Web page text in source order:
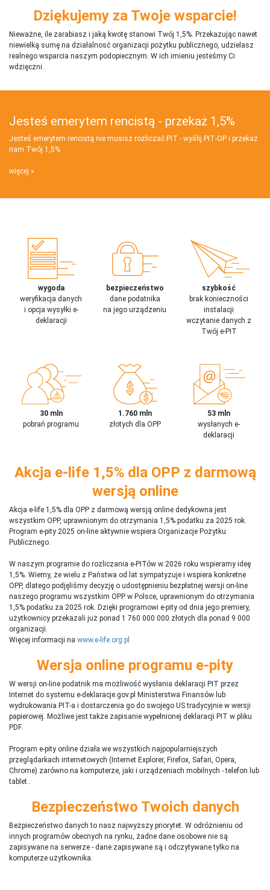
Dziękujemy za Twoje wsparcie!
Nieważne, ile zarabiasz i jaką kwotę stanowi Twój 1,5%. Przekazując nawet
niewielką sumę na działalnosć organizacji pożytku publicznego, udzielasz
realnego wsparcia naszym podopiecznym. W ich imieniu jesteśmy Ci
wdzięczni.
Jesteś emerytem rencistą - przekaż 1,5%
Jesteś emerytem rencistą nie musisz rozliczać PIT - wyślij PIT‑OP i przekaż
nam Twój 1,5%
więcej
wygoda
weryfikacja danych
i opcja wysyłki e-
deklaracji
bezpieczeństwo
dane podatnika
na jego urządzeniu
szybkość
brak konieczności
instalacji
wczytanie danych z
Twój e-PIT
30 mln
pobrań programu
1.760 mln
złotych dla OPP
53 mln
wysłanych e-
deklaracji
Akcja e-life 1,5% dla OPP z darmową
wersją online
Akcja e-life 1,5% dla OPP z darmową wersją online dedykowna jest
wszystkim OPP, uprawnionym do otrzymania 1,5% podatku za 2025 rok.
Program e-pity 2025 on-line aktywnie wspiera Organizacje Pożytku
Publicznego.
W naszym programie do rozliczania e-PITów w 2026 roku wspieramy ideę
1,5%. Wiemy, że wielu z Państwa od lat sympatyzuje i wspiera konkretne
OPP, dlatego podjęliśmy decyzję o udostępnieniu bezpłatnej wersji on-line
naszego programu wszystkim OPP w Polsce, uprawnionym do otrzymania
1,5% podatku za 2025 rok. Dzięki programowi e-pity od dnia jego premiery,
użytkownicy przekazali już ponad 1 760 000 000 złotych dla ponad 9 000
organizacji.
Więcej informacji na www.e-life.org.pl
Wersja online programu e-pity
W wersji on-line podatnik ma możliwość wysłania deklaracji PIT przez
Internet do systemu e-deklaracje.gov.pl Ministerstwa Finansów lub
wydrukowania PIT-a i dostarczenia go do swojego US tradycyjnie w wersji
papierowej. Możliwe jest także zapisanie wypełnionej deklaracji PIT w pliku
PDF.
Program e-pity online działa we wszystkich najpopularniejszych
przeglądarkach internetowych (Internet Explorer, Firefox, Safari, Opera,
Chrome) zarówno na komputerze, jaki i urządzeniach mobilnych - telefon lub
tablet..
Bezpieczeństwo Twoich danych
Bezpieczeństwo danych to nasz najwyższy priorytet. W odróżnieniu od
innych programów obecnych na rynku, żadne dane osobowe nie są
zapisywane na serwerze - dane zapisywane są i odczytywane tylko na
komputerze użytkownika.